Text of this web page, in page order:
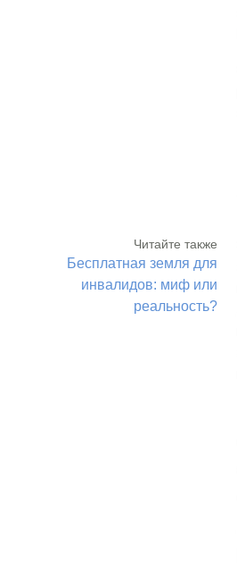
Читайте также
Бесплатная земля для
инвалидов: миф или
реальность?